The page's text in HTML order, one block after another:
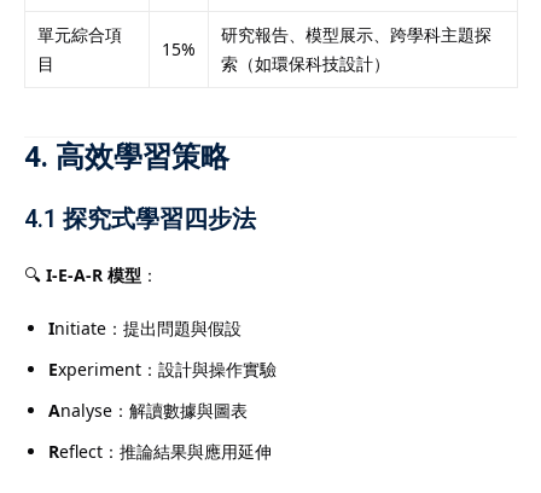
單元綜合項
目
15%
研究報告、模型展示、跨學科主題探
索（如環保科技設計）
4. 高效學習策略
4.1 探究式學習四步法
🔍 I-E-A-R 模型 ：
Initiate：提出問題與假設
Experiment：設計與操作實驗
Analyse：解讀數據與圖表
Reflect：推論結果與應用延伸